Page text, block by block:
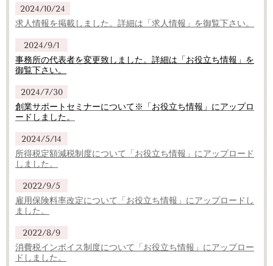
2024/10/24
求人情報を掲載しました。詳細は「求人情報」を御覧下さい。
2024/9/1
事務所の代表者を変更致しました。詳細は「お役立ち情報」を
御覧下さい。
2024/7/30
創業サポートセミナーについて※「お役立ち情報」にアップロ
ードしました。
2024/5/14
所得税定額減税制度について「お役立ち情報」にアップロード
しました。
2022/9/5
雇用保険料率改定について「お役立ち情報」にアップロードし
ました。
2022/8/9
消費税インボイス制度について「お役立ち情報」にアップロー
ドしました。